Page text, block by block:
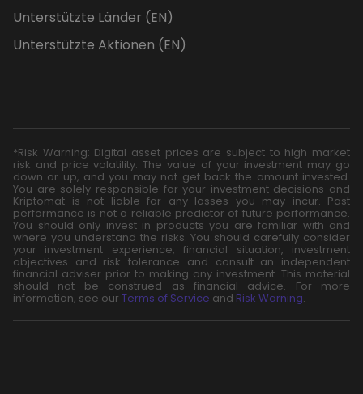
Unterstützte Länder (EN)
Unterstützte Aktionen (EN)
*Risk Warning: Digital asset prices are subject to high market
risk and price volatility. The value of your investment may go
down or up, and you may not get back the amount invested.
You are solely responsible for your investment decisions and
Kriptomat is not liable for any losses you may incur. Past
performance is not a reliable predictor of future performance.
You should only invest in products you are familiar with and
where you understand the risks. You should carefully consider
your investment experience, financial situation, investment
objectives and risk tolerance and consult an independent
financial adviser prior to making any investment. This material
should not be construed as financial advice. For more
information, see our Terms of Service and Risk Warning.